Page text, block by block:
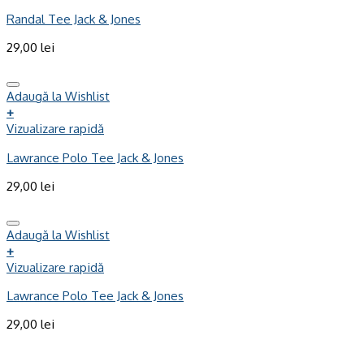
Randal Tee Jack & Jones
29,00 lei
Adaugă la Wishlist
+
Vizualizare rapidă
Lawrance Polo Tee Jack & Jones
29,00 lei
Adaugă la Wishlist
+
Vizualizare rapidă
Lawrance Polo Tee Jack & Jones
29,00 lei